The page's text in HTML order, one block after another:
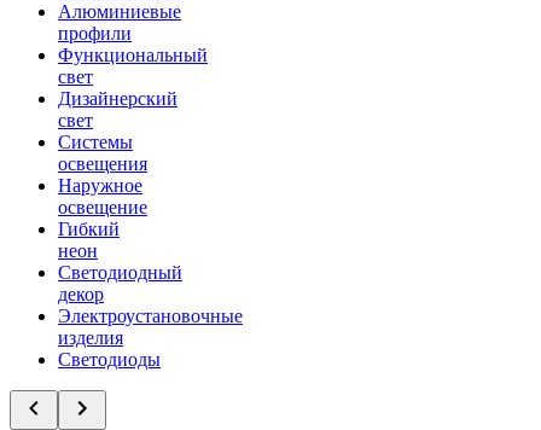
Алюминиевые
профили
Функциональный
свет
Дизайнерский
свет
Системы
освещения
Наружное
освещение
Гибкий
неон
Светодиодный
декор
Электроустановочные
изделия
Светодиоды